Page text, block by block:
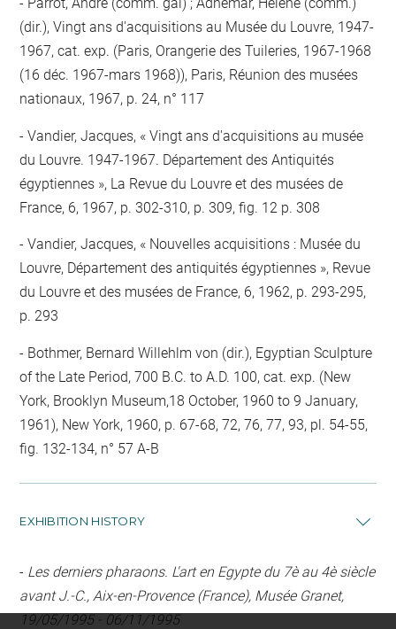
(dir.), Vingt ans d'acquisitions au Musée du Louvre, 1947-
1967, cat. exp. (Paris, Orangerie des Tuileries, 1967-1968
(16 déc. 1967-mars 1968)), Paris, Réunion des musées
nationaux, 1967, p. 24, n° 117
Vandier, Jacques, « Vingt ans d'acquisitions au musée
du Louvre. 1947-1967. Département des Antiquités
égyptiennes », La Revue du Louvre et des musées de
France, 6, 1967, p. 302-310, p. 309, fig. 12 p. 308
Vandier, Jacques, « Nouvelles acquisitions : Musée du
Louvre, Département des antiquités égyptiennes », Revue
du Louvre et des musées de France, 6, 1962, p. 293-295,
p. 293
Bothmer, Bernard Willehlm von (dir.), Egyptian Sculpture
of the Late Period, 700 B.C. to A.D. 100, cat. exp. (New
York, Brooklyn Museum,18 October, 1960 to 9 January,
1961), New York, 1960, p. 67-68, 72, 76, 77, 93, pl. 54-55,
fig. 132-134, n° 57 A-B
EXHIBITION HISTORY
- Les derniers pharaons. L'art en Egypte du 7è au 4è siècle
avant J.-C., Aix-en-Provence (France), Musée Granet,
19/05/1995 - 06/11/1995